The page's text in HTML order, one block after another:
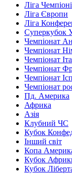
Ліга
Ліга Європи
Ліга
Чемпіонат
Чемпіонат
Чемпіонат
Чемпіонат
Чемпіонат
Чемпіонат
Пд. Америка
Африка
Азія
Клубний ЧС
Кубок
Інший світ
Копа
Кубок
Кубок